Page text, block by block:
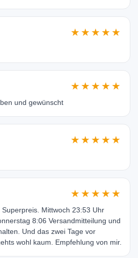
★★★★★
★★★★★
und gewünscht
★★★★★
★★★★★
Mittwoch 23:53 Uhr
8:06 Versandmitteilung und
Und das zwei Tage vor
wohl kaum. Empfehlung von mir.